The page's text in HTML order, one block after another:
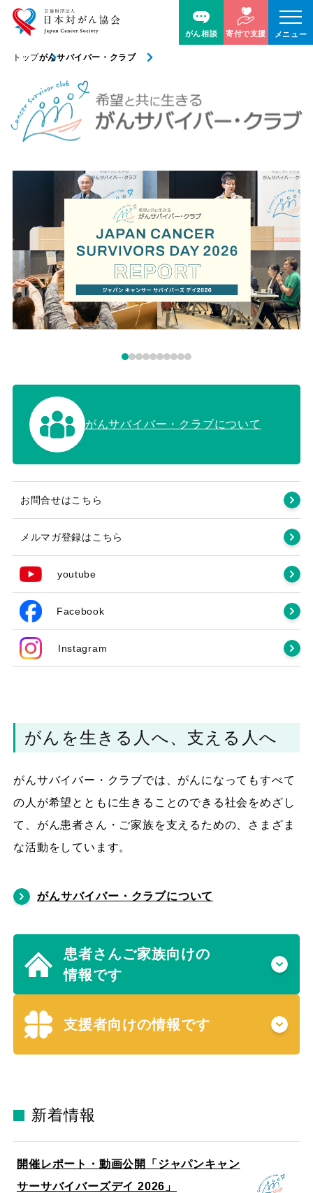
がん相談 寄付で支援 メニュー
トップがんサバイバー・クラブ
がんサバイバー・クラブについて
お問合せはこちら
メルマガ登録はこちら
youtube
Facebook
Instagram
がんを生きる人へ、支える人へ
がんサバイバー・クラブでは、がんになってもすべて
の人が希望とともに生きることのできる社会をめざし
て、がん患者さん・ご家族を支えるための、さまざま
な活動をしています。
がんサバイバー・クラブについて
患者さんご家族向けの
情報です
支援者向けの情報です
新着情報
開催レポート・動画公開「ジャパンキャン
サーサバイバーズデイ 2026」